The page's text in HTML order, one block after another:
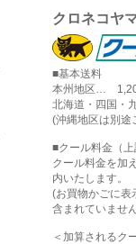
クロネコヤ
■基本送料
本州地区…
北海道・四国
(沖縄地区は別途
■クール料金（
クール料金を加
内いたします。
(お買物かごに表
含まれていませ
＜加算されるク